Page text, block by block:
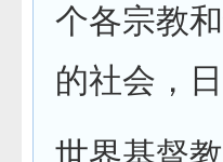
个各宗教
的社会，
世界基督